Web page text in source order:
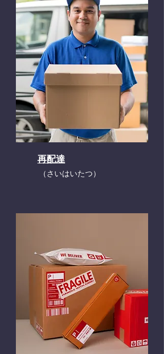
再配達
​（さいはいたつ）